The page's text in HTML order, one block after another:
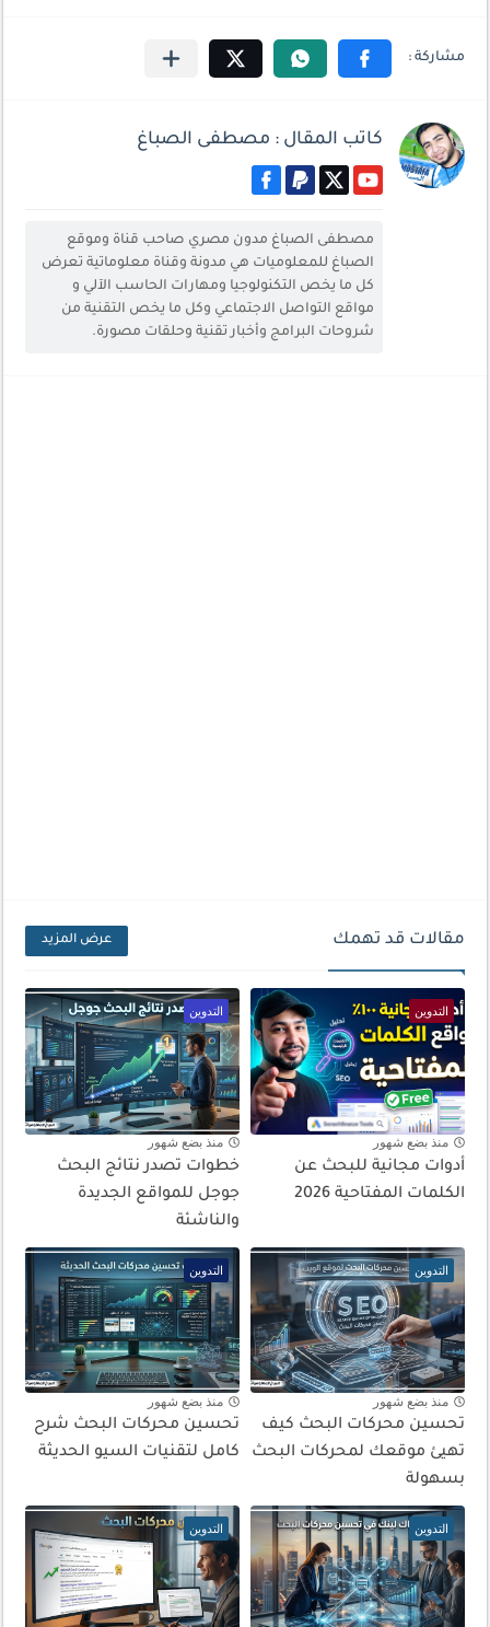
كاتب المقال : مصطفى الصباغ
مصطفى الصباغ مدون مصري صاحب قناة وموقع
الصباغ للمعلوميات هي مدونة وقناة معلوماتية تعرض
كل ما يخص التكنولوجيا ومهارات الحاسب الآلي و
مواقع التواصل الاجتماعي وكل ما يخص التقنية من
شروحات البرامج وأخبار تقنية وحلقات مصورة.
مقالات قد تهمك عرض المزيد
التدوين
منذ بضع شهور
أدوات مجانية للبحث عن
الكلمات المفتاحية 2026
التدوين
منذ بضع شهور
خطوات تصدر نتائج البحث
جوجل للمواقع الجديدة
والناشئة
التدوين
منذ بضع شهور
تحسين محركات البحث كيف
تهيئ موقعك لمحركات البحث
بسهولة
التدوين
منذ بضع شهور
تحسين محركات البحث شرح
كامل لتقنيات السيو الحديثة
التدوين التدوين